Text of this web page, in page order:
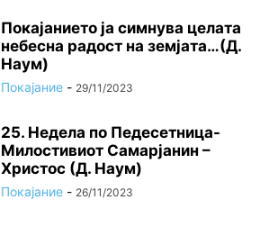
Покајанието ја симнува целата
небесна радост на земјата…(Д.
Наум)
Покајание - 29/11/2023
25. Недела по Педесетница-
Милостивиот Самарјанин –
Христос (Д. Наум)
Покајание - 26/11/2023